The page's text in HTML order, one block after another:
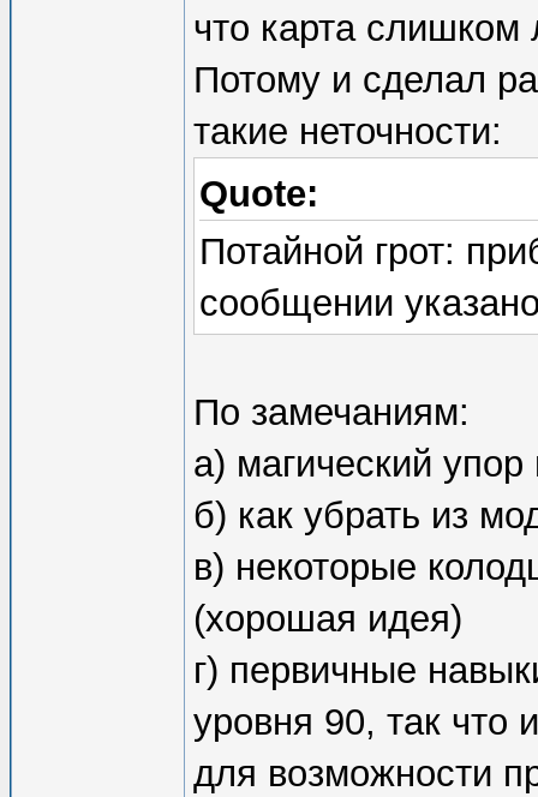
что карта слишком
Потому и сделал
такие неточности:
Quote:
Потайной грот:
сообщении
По замечаниям:
а) магический
б) как убрать из
в) некоторые
(хорошая идея)
г) первичные
уровня 90, так что
для возможности